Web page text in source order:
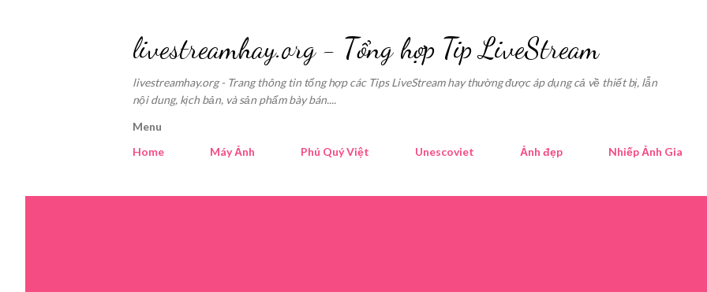
livestreamhay.org - Tổng hợp Tip LiveStream
livestreamhay.org - Trang thông tin tổng hợp các Tips LiveStream hay thường được áp dụng cả về thiết bị, lẫn
nội dung, kịch bản, và sản phẩm bày bán....
Menu
Home
Máy Ảnh Phú Quý Việt Unescoviet Ảnh đẹp Nhiếp Ảnh Gia